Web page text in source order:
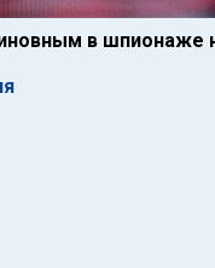
в шпионаже